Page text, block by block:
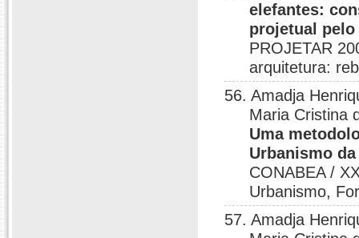
elefantes:
projetual
PROJETAR
arquitetura:
56. Amadja
Maria Cristina
Uma
Urbanismo da
CONABEA /
Urbanismo,
57. Amadja